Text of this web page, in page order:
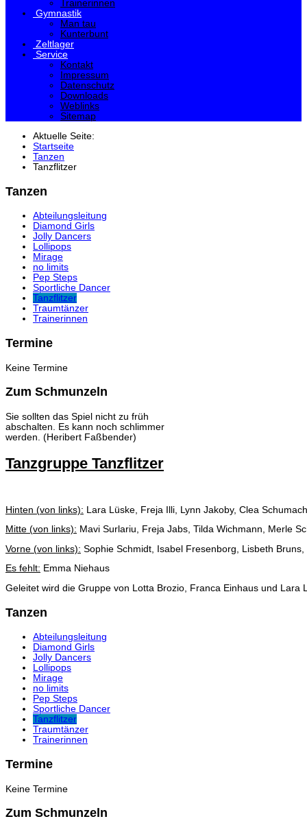
Trainerinnen
Gymnastik
Man tau
Kunterbunt
Zeltlager
Service
Kontakt
Impressum
Datenschutz
Downloads
Weblinks
Sitemap
Aktuelle Seite:
Startseite
Tanzen
Tanzflitzer
Tanzen
Abteilungsleitung
Diamond Girls
Jolly Dancers
Lollipops
Mirage
no limits
Pep Steps
Sportliche Dancer
Tanzflitzer
Traumtänzer
Trainerinnen
Termine
Keine Termine
Zum Schmunzeln
Sie sollten das Spiel nicht zu früh
abschalten. Es kann noch schlimmer
werden. (Heribert Faßbender)
Tanzgruppe Tanzflitzer
Hinten (von links): Lara Lüske, Freja Illi, Lynn Jakoby, Clea
Mitte (von links): Mavi Surlariu, Freja Jabs, Tilda Wichmann, Merle
Vorne (von links): Sophie Schmidt, Isabel Fresenborg, Lisbeth
Es fehlt: Emma Niehaus
Geleitet wird die Gruppe von Lotta Brozio, Franca Einhaus und Lara
Tanzen
Abteilungsleitung
Diamond Girls
Jolly Dancers
Lollipops
Mirage
no limits
Pep Steps
Sportliche Dancer
Tanzflitzer
Traumtänzer
Trainerinnen
Termine
Keine Termine
Zum Schmunzeln